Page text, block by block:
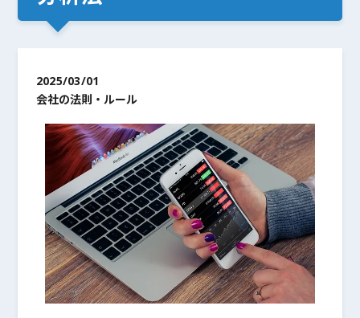
2025/03/01
会社の法則・ルール